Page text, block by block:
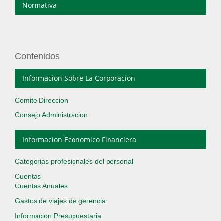
Normativa
Contenidos
Informacion Sobre La Corporacion
Comite Direccion
Consejo Administracion
Informacion Economico Financiera
Categorias profesionales del personal
Cuentas
Cuentas Anuales
Gastos de viajes de gerencia
Informacion Presupuestaria